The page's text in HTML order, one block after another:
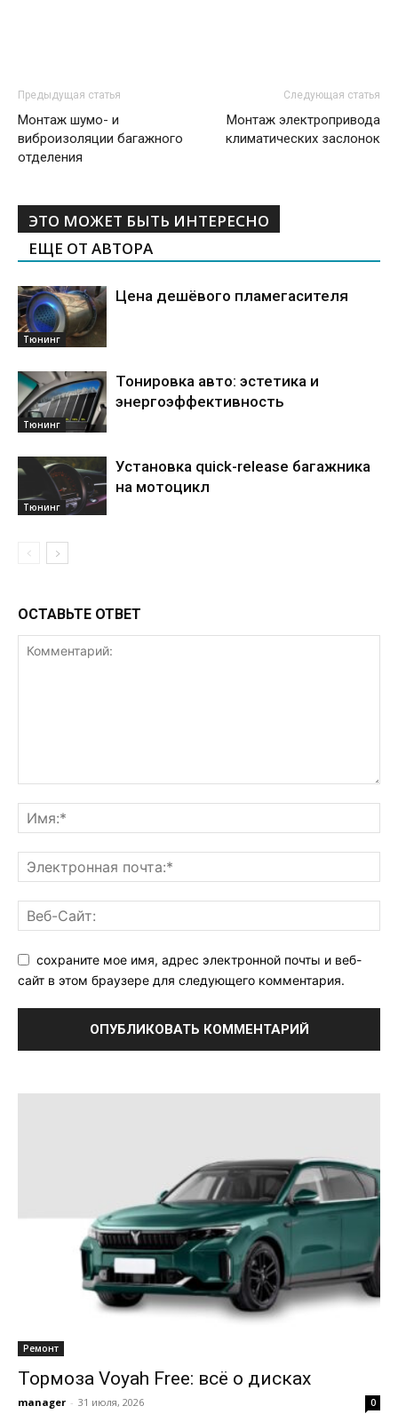
Предыдущая статья
Монтаж шумо- и
виброизоляции багажного
отделения
Следующая статья
Монтаж электропривода
климатических заслонок
ЭТО МОЖЕТ БЫТЬ ИНТЕРЕСНО
ЕЩЕ ОТ АВТОРА
Тюнинг
Цена дешёвого пламегасителя
Тюнинг
Тонировка авто: эстетика и
энергоэффективность
Тюнинг
Установка quick-release багажника
на мотоцикл
ОСТАВЬТЕ ОТВЕТ
сохраните мое имя, адрес электронной почты и веб-
сайт в этом браузере для следующего комментария.
Ремонт
Тормоза Voyah Free: всё о дисках
manager - 31 июля, 2026 0